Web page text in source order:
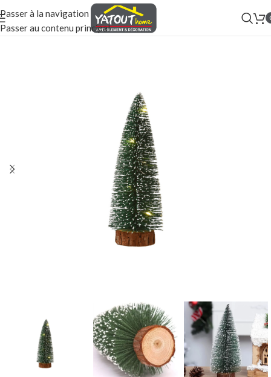
Passer à la navigation
Passer au contenu principal